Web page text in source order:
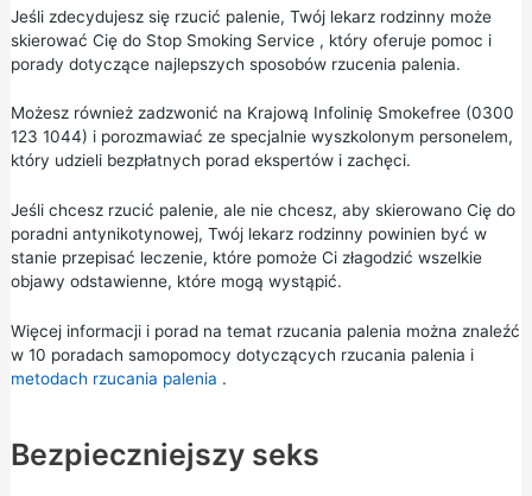
Jeśli zdecydujesz się rzucić palenie, Twój lekarz rodzinny może
skierować Cię do Stop Smoking Service, który oferuje pomoc i
porady dotyczące najlepszych sposobów rzucenia palenia.
Możesz również zadzwonić na Krajową Infolinię Smokefree (0300
123 1044) i porozmawiać ze specjalnie wyszkolonym personelem,
który udzieli bezpłatnych porad ekspertów i zachęci.
Jeśli chcesz rzucić palenie, ale nie chcesz, aby skierowano Cię do
poradni antynikotynowej, Twój lekarz rodzinny powinien być w
stanie przepisać leczenie, które pomoże Ci złagodzić wszelkie
objawy odstawienne, które mogą wystąpić.
Więcej informacji i porad na temat rzucania palenia można znaleźć
w 10 poradach samopomocy dotyczących rzucania palenia i
metodach rzucania palenia .
Bezpieczniejszy seks